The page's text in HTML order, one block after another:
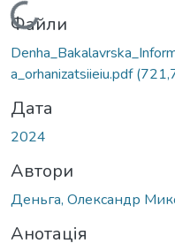
Вантажиться...
Файли
a_orhanizatsiieiu.pdf
Дата
2024
Автори
Деньга, Олександр
Анотація